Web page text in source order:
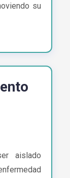
su
aislado